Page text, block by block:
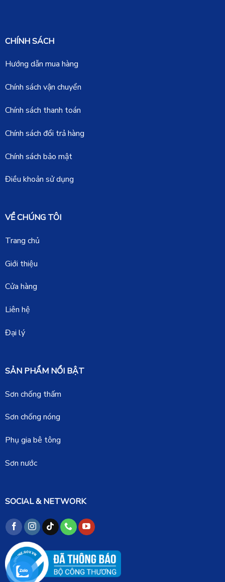
CHÍNH SÁCH
Hướng dẫn mua hàng
Chính sách vận chuyển
Chính sách thanh toán
Chính sách đổi trả hàng
Chính sách bảo mật
Điều khoản sử dụng
VỀ CHÚNG TÔI
Trang chủ
Giới thiệu
Cửa hàng
Liên hệ
Đại lý
SẢN PHẨM NỔI BẬT
Sơn chống thấm
Sơn chống nóng
Phụ gia bê tông
Sơn nước
SOCIAL & NETWORK